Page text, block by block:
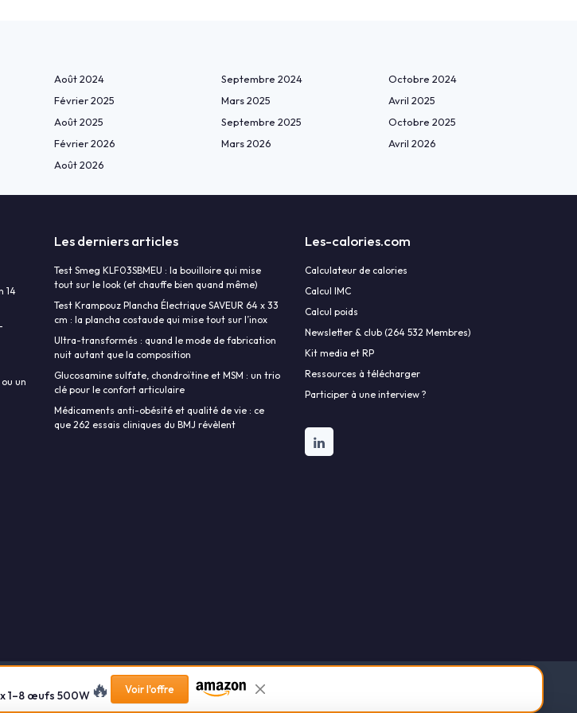
1–8 œufs 500W🔥 Voir l'offre
Août 2024 Septembre 2024
Octobre 2024
Février 2025 Mars 2025
Avril 2025
Août 2025 Septembre 2025
Octobre 2025
Février 2026 Mars 2026
Avril 2026
Août 2026
14
un
Les derniers articles
Test Smeg KLF03SBMEU : la bouilloire qui mise
tout sur le look (et chauffe bien quand même)
Test Krampouz Plancha Électrique SAVEUR 64 x 33
cm : la plancha costaude qui mise tout sur l’inox
Ultra-transformés : quand le mode de fabrication
nuit autant que la composition
Glucosamine sulfate, chondroïtine et MSM : un trio
clé pour le confort articulaire
Médicaments anti-obésité et qualité de vie : ce
que 262 essais cliniques du BMJ révèlent
Les-calories.com
Calculateur de calories
Calcul IMC
Calcul poids
Newsletter & club (264 532 Membres)
Kit media et RP
Ressources à télécharger
Participer à une interview ?
Contact Les-Calories.com Connectez votre marque à notre communauté
Ebook - La Nutrition et les compléments alimentaires pour la santé